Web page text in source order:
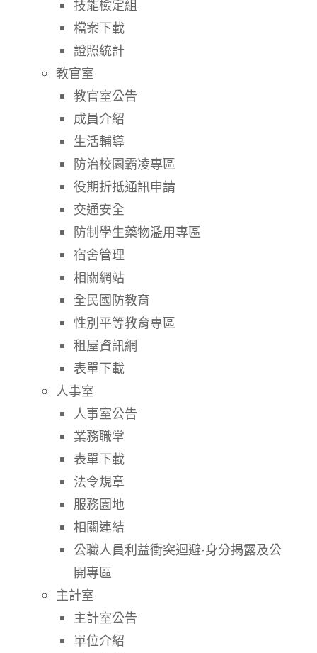
技能檢定組
檔案下載
證照統計
教官室
教官室公告
成員介紹
生活輔導
防治校園霸凌專區
役期折抵通訊申請
交通安全
防制學生藥物濫用專區
宿舍管理
相關網站
全民國防教育
性別平等教育專區
租屋資訊網
表單下載
人事室
人事室公告
業務職掌
表單下載
法令規章
服務園地
相關連結
公職人員利益衝突迴避-身分揭露及公
開專區
主計室
主計室公告
單位介紹